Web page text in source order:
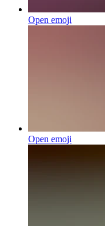
Open emoji
Open emoji